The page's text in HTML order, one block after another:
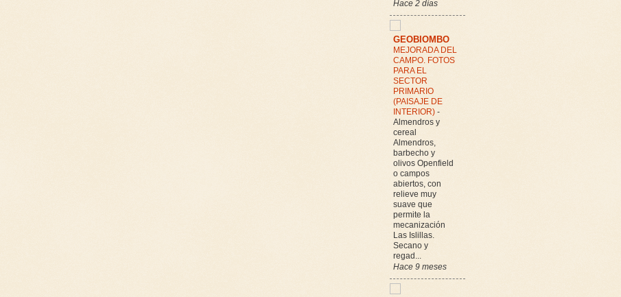
Hace 2 días
GEOBIOMBO
MEJORADA DEL
CAMPO. FOTOS
PARA EL
SECTOR
PRIMARIO
(PAISAJE DE
INTERIOR) -
Almendros y
cereal
Almendros,
barbecho y
olivos Openfield
o campos
abiertos, con
relieve muy
suave que
permite la
mecanización
Las Islillas.
Secano y
regad...
Hace 9 meses